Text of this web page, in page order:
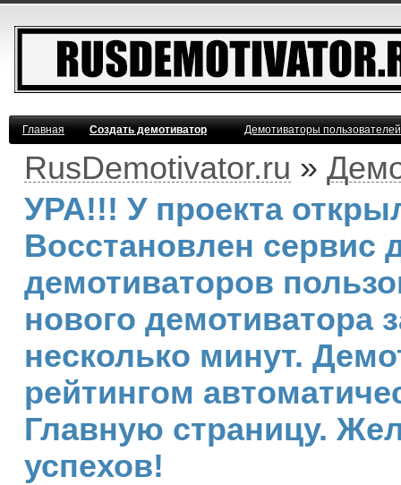
Главная Создать демотиватор Демотиваторы
RusDemotivator.ru »
УРА!!! У проекта
Восстановлен сервис
демотиваторов
нового демотиватора
несколько минут.
рейтингом
Главную страницу.
успехов!